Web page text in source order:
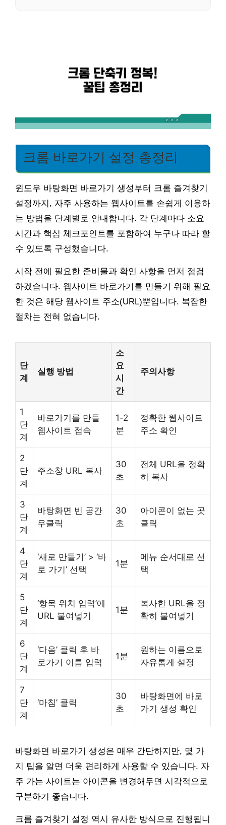
크롬 바로가기 설정 총정리
윈도우 바탕화면 바로가기 생성부터 크롬 즐겨찾기
설정까지, 자주 사용하는 웹사이트를 손쉽게 이용하
는 방법을 단계별로 안내합니다. 각 단계마다 소요
시간과 핵심 체크포인트를 포함하여 누구나 따라 할
수 있도록 구성했습니다.
시작 전에 필요한 준비물과 확인 사항을 먼저 점검
하겠습니다. 웹사이트 바로가기를 만들기 위해 필요
한 것은 해당 웹사이트 주소(URL)뿐입니다. 복잡한
절차는 전혀 없습니다.
단
계
실행 방법
소
요
시
간
주의사항
1
단
계
바로가기를 만들
웹사이트 접속
1-2
분
정확한 웹사이트
주소 확인
2
단
계
주소창 URL 복사
30
초
전체 URL을 정확
히 복사
3
단
계
바탕화면 빈 공간
우클릭
30
초
아이콘이 없는 곳
클릭
4
단
계
‘새로 만들기’ > ‘바
로 가기’ 선택
1분
메뉴 순서대로 선
택
5
단
계
‘항목 위치 입력’에
URL 붙여넣기
1분
복사한 URL을 정
확히 붙여넣기
6
단
계
‘다음’ 클릭 후 바
로가기 이름 입력
1분
원하는 이름으로
자유롭게 설정
7
단
계
‘마침’ 클릭
30
초
바탕화면에 바로
가기 생성 확인
바탕화면 바로가기 생성은 매우 간단하지만, 몇 가
지 팁을 알면 더욱 편리하게 사용할 수 있습니다. 자
주 가는 사이트는 아이콘을 변경해두면 시각적으로
구분하기 좋습니다.
크롬 즐겨찾기 설정 역시 유사한 방식으로 진행됩니